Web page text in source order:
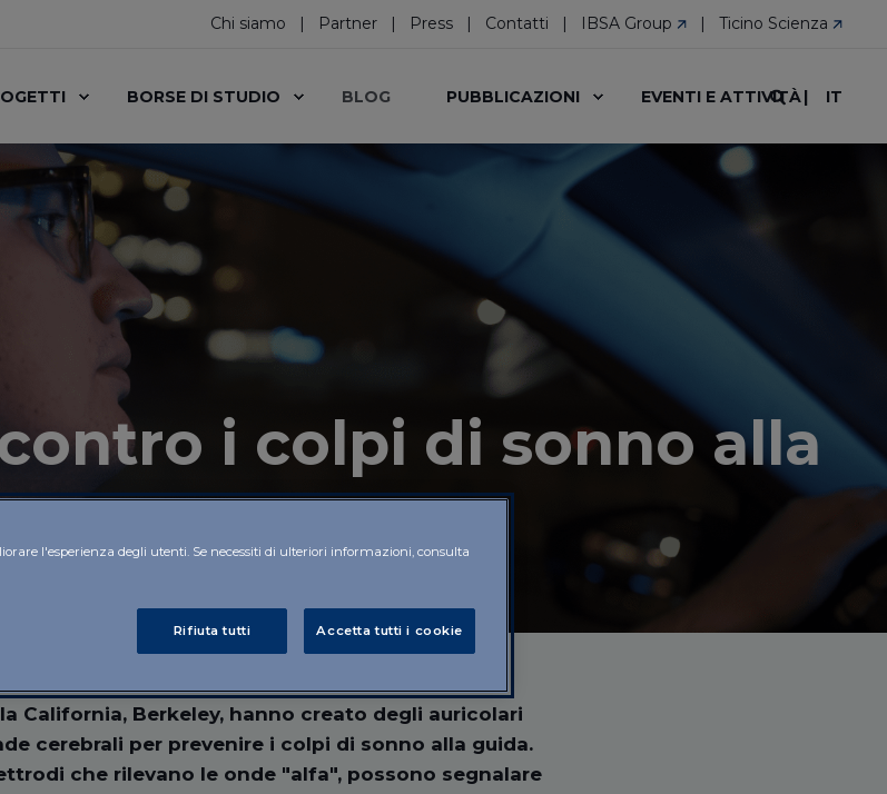
Chi siamo Partner Press Contatti IBSA Group Ticino Scienza
BORSE DI STUDIO BLOG PUBBLICAZIONI EVENTI E ATTIVITÀ IT
i colpi di sonno alla
California, Berkeley, hanno creato degli auricolari
cerebrali per prevenire i colpi di sonno alla guida.
che rilevano le onde "alfa", possono segnalare
l'esperienza degli utenti. Se necessiti di ulteriori informazioni, consulta
Rifiuta tutti Accetta tutti i cookie